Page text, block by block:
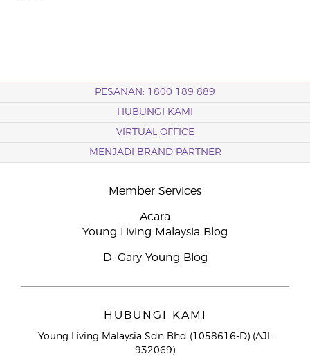
PESANAN: 1800 189 889
HUBUNGI KAMI
VIRTUAL OFFICE
MENJADI BRAND PARTNER
Member Services
Acara
Young Living Malaysia Blog
D. Gary Young Blog
HUBUNGI KAMI
Young Living Malaysia Sdn Bhd (1058616-D) (AJL
932069)